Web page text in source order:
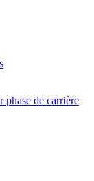
phase de carrière